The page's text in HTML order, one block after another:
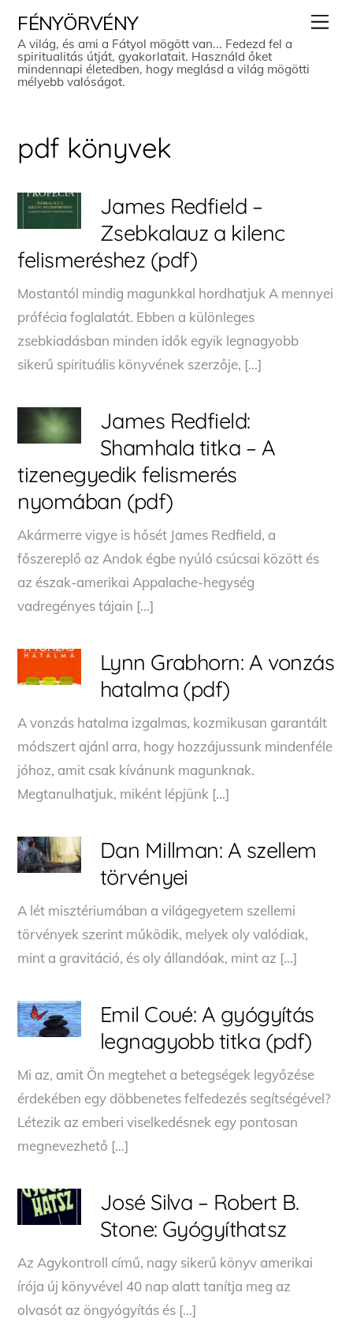
content
FÉNYÖRVÉNY
A világ, és ami a Fátyol mögött van... Fedezd fel a
spiritualitás útját, gyakorlatait. Használd őket
mindennapi életedben, hogy meglásd a világ mögötti
mélyebb valóságot.
pdf könyvek
James Redfield –
Zsebkalauz a kilenc
felismeréshez (pdf)
Mostantól ​mindig magunkkal hordhatjuk A mennyei
prófécia foglalatát. Ebben a különleges
zsebkiadásban minden idők egyik legnagyobb
sikerű spirituális könyvének szerzője, […]
James Redfield:
Shamhala titka – A
tizenegyedik felismerés
nyomában (pdf)
Akármerre vigye is hősét James Redfield, a
főszereplő az Andok égbe nyúló csúcsai között és
az észak-amerikai Appalache-hegység
vadregényes tájain […]
Lynn Grabhorn: A vonzás
hatalma (pdf)
A vonzás hatalma izgalmas, kozmikusan garantált
módszert ajánl arra, hogy hozzájussunk mindenféle
jóhoz, amit csak kívánunk magunknak.
Megtanulhatjuk, miként lépjünk […]
Dan Millman: A szellem
törvényei
A ​lét misztériumában a világegyetem szellemi
törvények szerint működik, melyek oly valódiak,
mint a gravitáció, és oly állandóak, mint az […]
Emil Coué: A gyógyítás
legnagyobb titka (pdf)
Mi az, amit Ön megtehet a betegségek legyőzése
érdekében egy döbbenetes felfedezés segítségével?
Létezik az emberi viselkedésnek egy pontosan
megnevezhető […]
José Silva – Robert B.
Stone: Gyógyíthatsz
Az Agykontroll című, nagy sikerű könyv amerikai
írója új könyvével 40 nap alatt tanítja meg az
olvasót az öngyógyítás és […]